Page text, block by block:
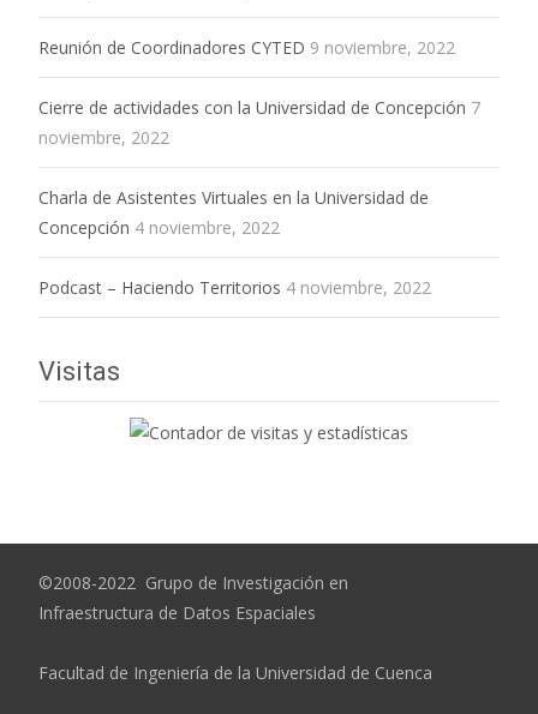
Reunión de Coordinadores CYTED 9 noviembre, 2022
Cierre de actividades con la Universidad de Concepción 7
noviembre, 2022
Charla de Asistentes Virtuales en la Universidad de
Concepción 4 noviembre, 2022
Podcast – Haciendo Territorios 4 noviembre, 2022
Visitas
©2008-2022 Grupo de Investigación en
Infraestructura de Datos Espaciales
Facultad de Ingeniería de la Universidad de Cuenca